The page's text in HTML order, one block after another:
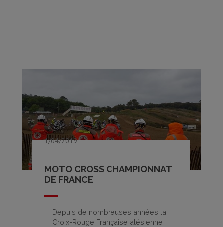
MOTO CROSS CHAMPIONNAT
DE FRANCE
1/04/2019
Depuis de nombreuses années la
Croix-Rouge Française alésienne